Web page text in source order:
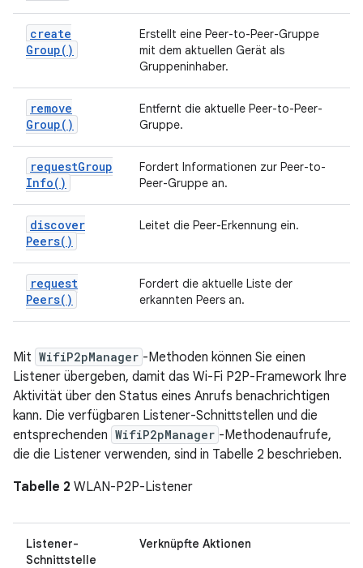
create
Group( )
Erstellt eine Peer-to-Peer-Gruppe
mit dem aktuellen Gerät als
Gruppeninhaber.
remove
Group( )
Entfernt die aktuelle Peer-to-Peer-
Gruppe.
requestGroup
Info( )
Fordert Informationen zur Peer-to-
Peer-Gruppe an.
discover
Peers( )
Leitet die Peer-Erkennung ein.
request
Peers( )
Fordert die aktuelle Liste der
erkannten Peers an.
Mit WifiP2pManager -Methoden können Sie einen
Listener übergeben, damit das Wi-Fi P2P-Framework Ihre
Aktivität über den Status eines Anrufs benachrichtigen
kann. Die verfügbaren Listener-Schnittstellen und die
entsprechenden WifiP2pManager -Methodenaufrufe,
die die Listener verwenden, sind in Tabelle 2 beschrieben.
Tabelle 2 WLAN-P2P-Listener
Listener-
Schnittstelle
Verknüpfte Aktionen